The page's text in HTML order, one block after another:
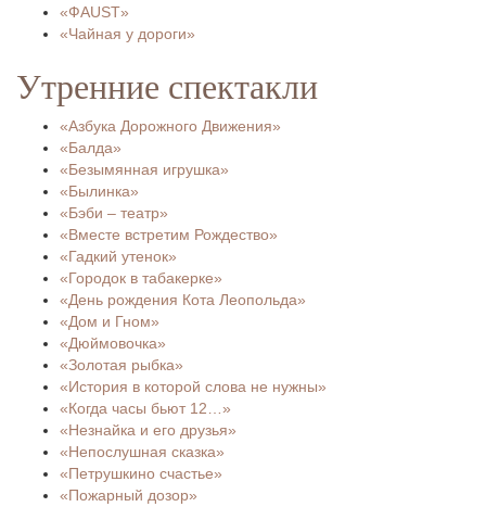
«ФAUST»
«Чайная у дороги»
Утренние спектакли
«Азбука Дорожного Движения»
«Балда»
«Безымянная игрушка»
«Былинка»
«Бэби – театр»
«Вместе встретим Рождество»
«Гадкий утенок»
«Городок в табакерке»
«День рождения Кота Леопольда»
«Дом и Гном»
«Дюймовочка»
«Золотая рыбка»
«История в которой слова не нужны»
«Когда часы бьют 12…»
«Незнайка и его друзья»
«Непослушная сказка»
«Петрушкино счастье»
«Пожарный дозор»